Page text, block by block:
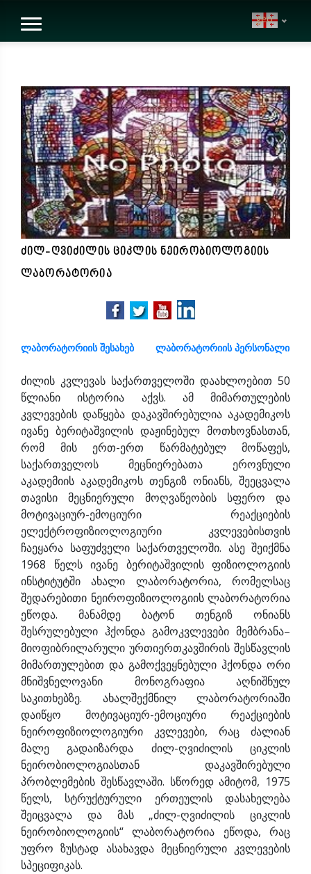
geo
ძილ-ღვიძილის ციკლის ნეირობიოლოგიის
ლაბორატორია
ლაბორატორიის შესახებ ლაბორატორიის პერსონალი
ძილის კვლევას საქართველოში დაახლოებით 50
წლიანი ისტორია აქვს. ამ მიმართულების
კვლევების დაწყება დაკავშირებულია აკადემიკოს
ივანე ბერიტაშვილის დაჟინებულ მოთხოვნასთან,
რომ მის ერთ-ერთ წარმატებულ მოწაფეს,
საქართველოს მეცნიერებათა ეროვნული
აკადემიის აკადემიკოს თენგიზ ონიანს, შეეცვალა
თავისი მეცნიერული მოღვაწეობის სფერო და
მოტივაციურ-ემოციური რეაქციების
ელექტროფიზიოლოგიური კვლევებისთვის
ჩაეყარა საფუძველი საქართველოში. ასე შეიქმნა
1968 წელს ივანე ბერიტაშვილის ფიზიოლოგიის
ინსტიტუტში ახალი ლაბორატორია, რომელსაც
შედარებითი ნეიროფიზიოლოგიის ლაბორატორია
ეწოდა. მანამდე ბატონ თენგიზ ონიანს
შესრულებული ჰქონდა გამოკვლევები მემბრანა–
მიოფიბრილარული ურთიერთკავშირის შესწავლის
მიმართულებით და გამოქვეყნებული ჰქონდა ორი
მნიშვნელოვანი მონოგრაფია აღნიშნულ
საკითხებზე. ახალშექმნილ ლაბორატორიაში
დაიწყო მოტივაციურ-ემოციური რეაქციების
ნეიროფიზიოლოგიური კვლევები, რაც ძალიან
მალე გადაიზარდა ძილ-ღვიძილის ციკლის
ნეირობიოლოგიასთან დაკავშირებული
პრობლემების შესწავლაში. სწორედ ამიტომ, 1975
წელს, სტრუქტურული ერთეულის დასახელება
შეიცვალა და მას „ძილ-ღვიძილის ციკლის
ნეირობიოლოგიის“ ლაბორატორია ეწოდა, რაც
უფრო ზუსტად ასახავდა მეცნიერული კვლევების
სპეციფიკას.